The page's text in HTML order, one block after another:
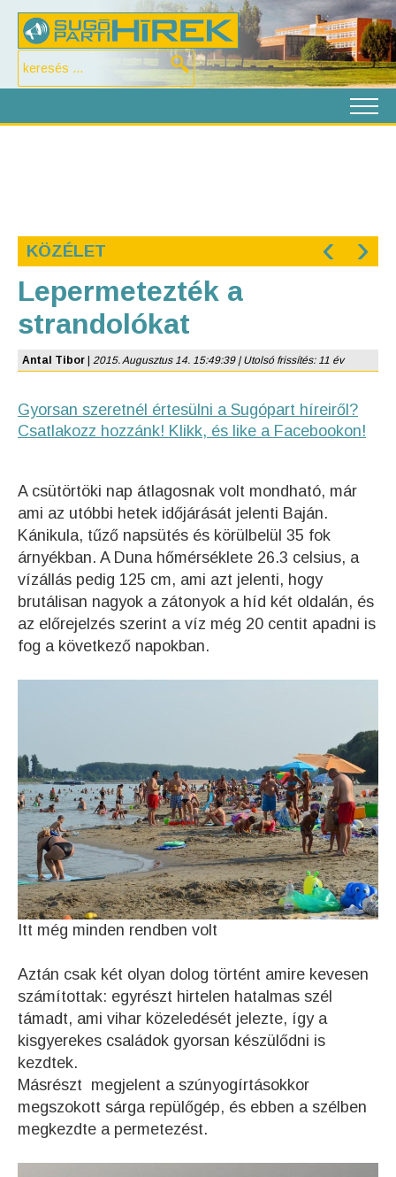
KÖZÉLET ‹ ›
Lepermetezték a
strandolókat
Antal Tibor 2015. Augusztus 14. 15:49:39 | Utolsó frissítés: 11 év
Gyorsan szeretnél értesülni a Sugópart híreiről?
Csatlakozz hozzánk! Klikk, és like a Facebookon!
A csütörtöki nap átlagosnak volt mondható, már
ami az utóbbi hetek időjárását jelenti Baján.
Kánikula, tűző napsütés és körülbelül 35 fok
árnyékban. A Duna hőmérséklete 26.3 celsius, a
vízállás pedig 125 cm, ami azt jelenti, hogy
brutálisan nagyok a zátonyok a híd két oldalán, és
az előrejelzés szerint a víz még 20 centit apadni is
fog a következő napokban.
Itt még minden rendben volt
Aztán csak két olyan dolog történt amire kevesen
számítottak: egyrészt hirtelen hatalmas szél
támadt, ami vihar közeledését jelezte, így a
kisgyerekes családok gyorsan készülődni is
kezdtek.
Másrészt megjelent a szúnyogírtásokkor
megszokott sárga repülőgép, és ebben a szélben
megkezdte a permetezést.